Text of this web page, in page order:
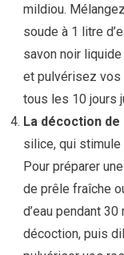
mildiou.
soude à 1 litre
savon noir liquide
et pulvérisez vos
tous les 10 jours
La décoction de
silice, qui
Pour préparer
de prêle fraîche
d’eau pendant
décoction, puis